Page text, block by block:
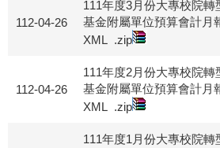
112-04-26
111年度3月份大專校院轉
基金附屬單位預算會計月
XML .zip
112-04-26
111年度2月份大專校院轉
基金附屬單位預算會計月
XML .zip
111年度1月份大專校院轉